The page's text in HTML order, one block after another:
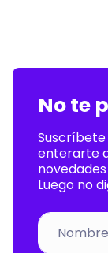
No te
enterarte
Luego no